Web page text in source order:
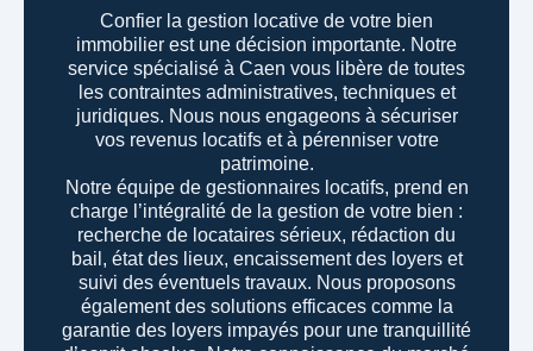
Confier la gestion locative de votre bien
immobilier est une décision importante. Notre
service spécialisé à Caen vous libère de toutes
les contraintes administratives, techniques et
juridiques. Nous nous engageons à sécuriser
vos revenus locatifs et à pérenniser votre
patrimoine.
Notre équipe de gestionnaires locatifs, prend en
charge l’intégralité de la gestion de votre bien :
recherche de locataires sérieux, rédaction du
bail, état des lieux, encaissement des loyers et
suivi des éventuels travaux. Nous proposons
également des solutions efficaces comme la
garantie des loyers impayés pour une tranquillité